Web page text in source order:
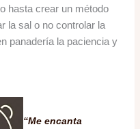
hasta crear un método
la sal o no controlar la
panadería la paciencia y
“Me encanta